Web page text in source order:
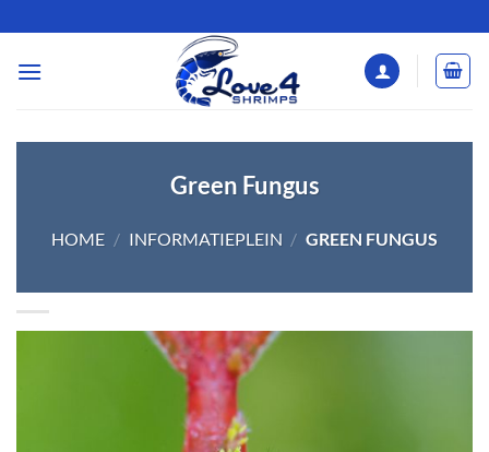
naar
inhoud
Green Fungus
HOME / INFORMATIEPLEIN / GREEN FUNGUS